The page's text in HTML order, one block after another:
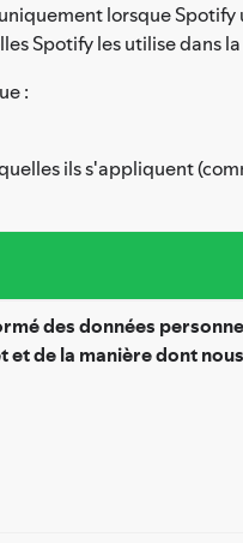
lorsque
Spotify les utilise dans la
:
ils s'appliquent
des données
et de la manière dont